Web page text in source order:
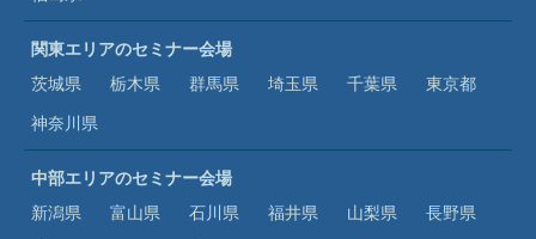
関東エリアのセミナー会場
茨城県
栃木県 群馬県 埼玉県 千葉県
東京都
神奈川県
中部エリアのセミナー会場
新潟県
富山県 石川県 福井県 山梨県
長野県